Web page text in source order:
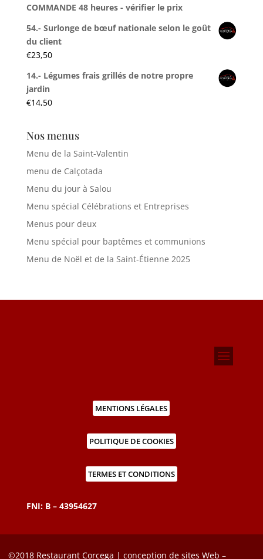
COMMANDE 48 heures - vérifier le prix
54.- Surlonge de bœuf nationale selon le goût
du client
€23,50
14.- Légumes frais grillés de notre propre
jardin
€14,50
Nos menus
Menu de la Saint-Valentin
menu de Calçotada
Menu du jour à Salou
Menu spécial Célébrations et Entreprises
Menus pour deux
Menu spécial pour baptêmes et communions
Menu de Noël et de la Saint-Étienne 2025
MENTIONS LÉGALES
POLITIQUE DE COOKIES
TERMES ET CONDITIONS
FNI: B – 43954627
©2018 Restaurant Corcega | conception de sites Web –